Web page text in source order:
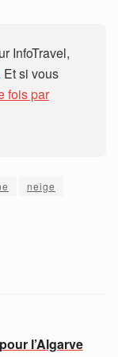
InfoTravel,
Et si vous
fois par
neige
l’Algarve